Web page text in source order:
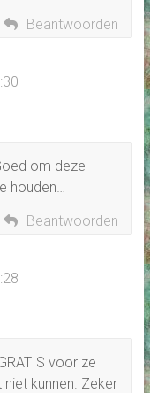
Beantwoorden
om deze
houden…
Beantwoorden
voor ze
kunnen. Zeker